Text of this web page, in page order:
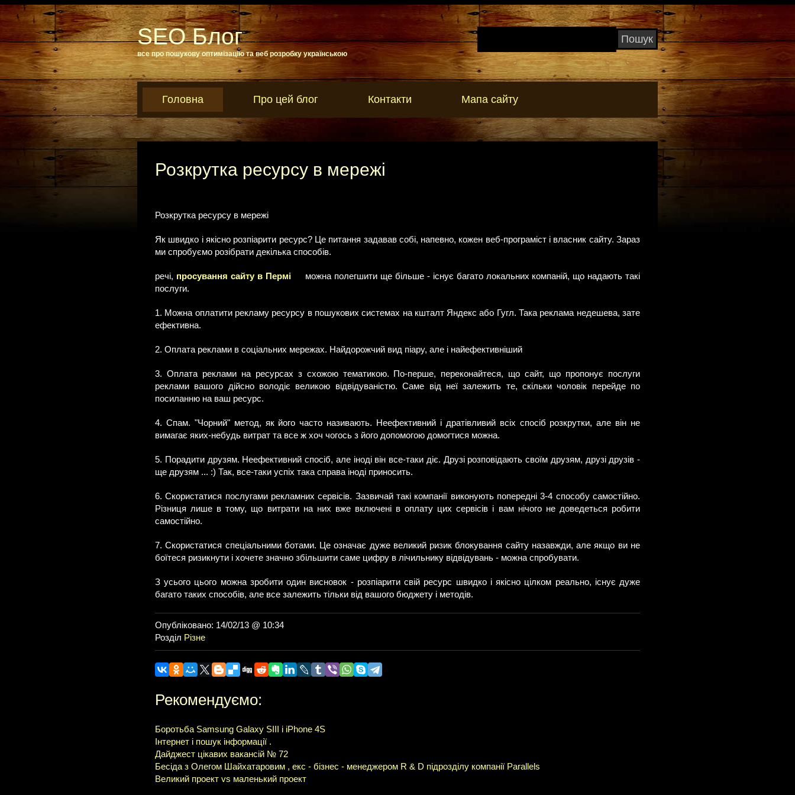
SEO Блог
все про пошукову оптимізацію та веб розробку українською
Головна Про цей блог Контакти Мапа сайту
Розкрутка ресурсу в мережі
Розкрутка ресурсу в мережі
Як швидко і якісно розпіарити ресурс? Це питання задавав собі, напевно, кожен веб-програміст і власник сайту. Зараз
ми спробуємо розібрати декілька способів.
речі, просування сайту в Пермі
можна полегшити ще більше - існує багато локальних компаній, що надають такі
послуги.
1. Можна оплатити рекламу ресурсу в пошукових системах на кшталт Яндекс або Гугл. Така реклама недешева, зате
ефективна.
2. Оплата реклами в соціальних мережах. Найдорожчий вид піару, але і найефективніший
3. Оплата реклами на ресурсах з схожою тематикою. По-перше, переконайтеся, що сайт, що пропонує послуги
реклами вашого дійсно володіє великою відвідуваністю. Саме від неї залежить те, скільки чоловік перейде по
посиланню на ваш ресурс.
4. Спам. "Чорний" метод, як його часто називають. Неефективний і дратівливий всіх спосіб розкрутки, але він не
вимагає яких-небудь витрат та все ж хоч чогось з його допомогою домогтися можна.
5. Порадити друзям. Неефективний спосіб, але іноді він все-таки діє. Друзі розповідають своїм друзям, друзі друзів -
ще друзям ... :) Так, все-таки успіх така справа іноді приносить.
6. Скористатися послугами рекламних сервісів. Зазвичай такі компанії виконують попередні 3-4 способу самостійно.
Різниця лише в тому, що витрати на них вже включені в оплату цих сервісів і вам нічого не доведеться робити
самостійно.
7. Скористатися спеціальними ботами. Це означає дуже великий ризик блокування сайту назавжди, але якщо ви не
боїтеся ризикнути і хочете значно збільшити саме цифру в лічильнику відвідувань - можна спробувати.
З усього цього можна зробити один висновок - розпіарити свій ресурс швидко і якісно цілком реально, існує дуже
багато таких способів, але все залежить тільки від вашого бюджету і методів.
Опубліковано: 14/02/13 @ 10:34
Розділ Різне
Рекомендуємо:
Боротьба Samsung Galaxy SIII і iPhone 4S
Інтернет і пошук інформації .
Дайджест цікавих вакансій № 72
Бесіда з Олегом Шайхатаровим , екс - бізнес - менеджером R & D підрозділу компанії Parallels
Великий проект vs маленький проект